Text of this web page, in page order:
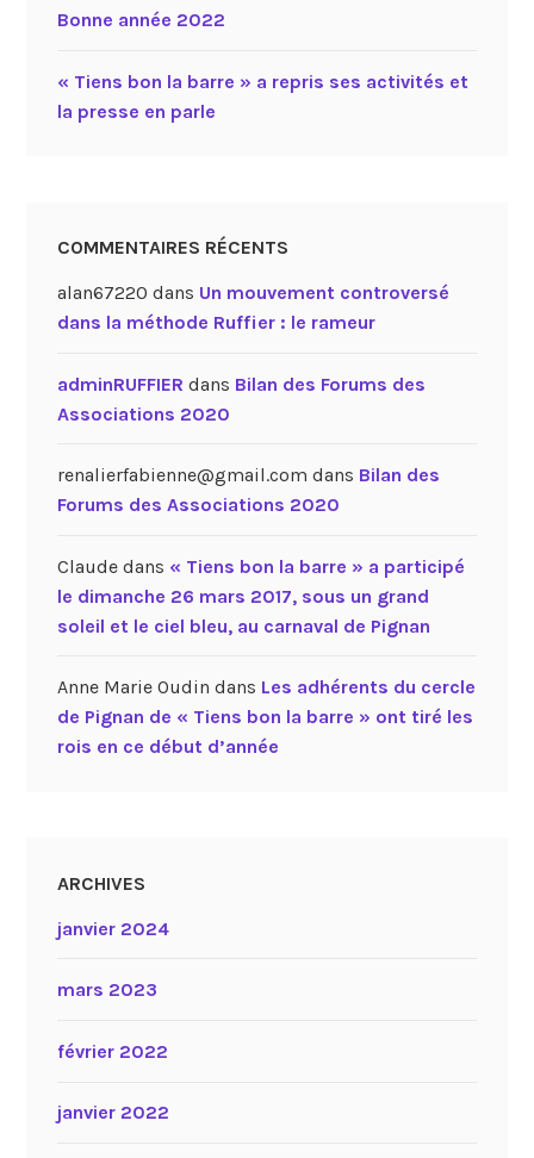
Bonne année 2022
« Tiens bon la barre » a repris ses activités et
la presse en parle
COMMENTAIRES RÉCENTS
alan67220 dans Un mouvement controversé
dans la méthode Ruffier : le rameur
adminRUFFIER dans Bilan des Forums des
Associations 2020
renalierfabienne@gmail.com dans Bilan des
Forums des Associations 2020
Claudedans « Tiens bon la barre » a participé
le dimanche 26 mars 2017, sous un grand
soleil et le ciel bleu, au carnaval de Pignan
Anne Marie Oudin dans Les adhérents du cercle
de Pignan de « Tiens bon la barre » ont tiré les
rois en ce début d’année
ARCHIVES
janvier 2024
mars 2023
février 2022
janvier 2022